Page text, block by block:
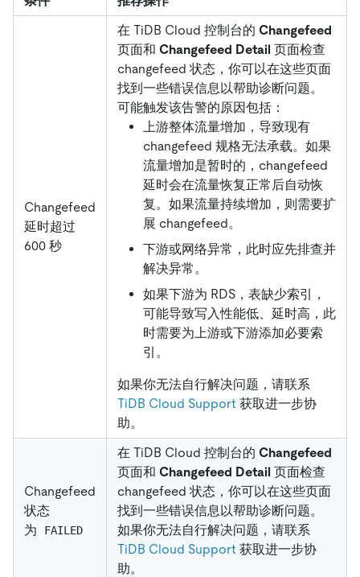
Changefeed
延时超过
600 秒
在 TiDB Cloud 控制台的 Changefeed
页面和 Changefeed Detail 页面检查
changefeed 状态，你可以在这些页面
找到一些错误信息以帮助诊断问题。
可能触发该告警的原因包括：
上游整体流量增加，导致现有
changefeed 规格无法承载。如果
流量增加是暂时的，changefeed
延时会在流量恢复正常后自动恢
复。如果流量持续增加，则需要扩
展 changefeed。
下游或网络异常，此时应先排查并
解决异常。
如果下游为 RDS，表缺少索引，
可能导致写入性能低、延时高，此
时需要为上游或下游添加必要索
引。
如果你无法自行解决问题，请联系
TiDB Cloud Support 获取进一步协
助。
Changefeed
状态
为
FAILED
在 TiDB Cloud 控制台的 Changefeed
页面和 Changefeed Detail 页面检查
changefeed 状态，你可以在这些页面
找到一些错误信息以帮助诊断问题。
如果你无法自行解决问题，请联系
TiDB Cloud Support 获取进一步协
助。